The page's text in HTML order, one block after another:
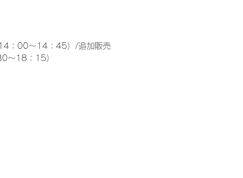
：00～14：45）/追加販売
～18：15）